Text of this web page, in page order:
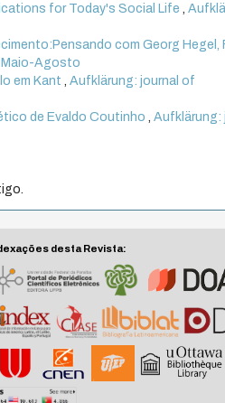
for Today's Social Life ,
com Georg Hegel,
Maio-Agosto
em Kant ,Aufklärung: journal of
de Evaldo Coutinho ,Aufklärung:
desta Revista: